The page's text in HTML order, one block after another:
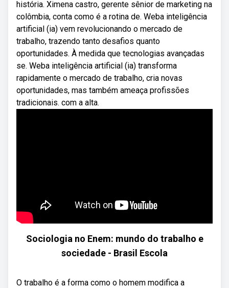
história. Ximena castro, gerente sênior de marketing na
colômbia, conta como é a rotina de. Weba inteligência
artificial (ia) vem revolucionando o mercado de
trabalho, trazendo tanto desafios quanto
oportunidades. À medida que tecnologias avançadas
se. Weba inteligência artificial (ia) transforma
rapidamente o mercado de trabalho, cria novas
oportunidades, mas também ameaça profissões
tradicionais. com a alta.
Sociologia no Enem: mundo do trabalho e
sociedade - Brasil Escola
O trabalho é a forma como o homem modifica a